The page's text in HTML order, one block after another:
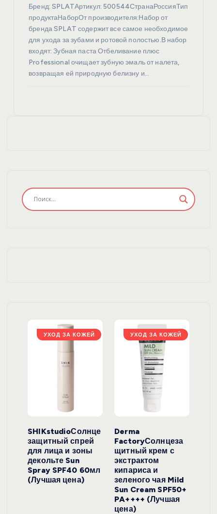
Бренд: SPLATАртикул: 500544СтранаРоссияТип
продуктаНаборОт производителя:Набор от
бренда SPLAT содержит все самое необходимое
для ухода за зубами и ротовой полостью.В набор
входят: Зубная паста Отбеливание плюс
Professional очищает зубную эмаль от налета,
возвращая ей природную белизну и…
УХОД ЗА КОЖЕЙ
SHIKstudioСолнце
защитный спрей
для лица и зоны
декольте Sun
Spray SPF40 60мл
(Лучшая цена)
УХОД ЗА КОЖЕЙ
Derma
FactoryСолнцеза
щитный крем с
экстрактом
кипариса и
зеленого чая Mild
Sun Cream SPF50+
PA++++ (Лучшая
цена)